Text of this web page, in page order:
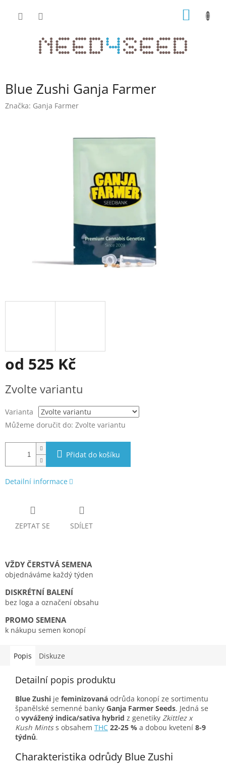
Blue Zushi Ganja Farmer
Značka: Ganja Farmer
od 525 Kč
cena:
Zvolte variantu
Varianta
Můžeme doručit do: Zvolte variantu
Přidat do košíku
Detailní informace
ZEPTAT SE SDÍLET
VŽDY ČERSTVÁ SEMENA
objednáváme každý týden
DISKRÉTNÍ BALENÍ
bez loga a označení obsahu
PROMO SEMENA
k nákupu semen konopí
Popis Diskuze
Detailní popis produktu
Blue Zushi je feminizovaná odrůda konopí ze sortimentu
španělské semenné banky Ganja Farmer Seeds. Jedná se
o vyvážený indica/sativa hybrid z genetiky Zkittlez x
Kush Mintss obsahem THC 22-25 % a dobou kvetení 8-9
týdnů.
Charakteristika odrůdy Blue Zushi